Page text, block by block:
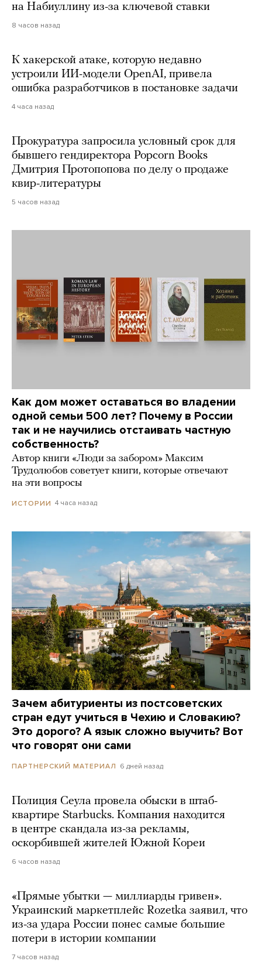
на Набиуллину из-за ключевой ставки
8 часов назад
К хакерской атаке, которую недавно
устроили ИИ-модели OpenAI, привела
ошибка разработчиков в постановке задачи
4 часа назад
Прокуратура запросила условный срок для
бывшего гендиректора Popcorn Books
Дмитрия Протопопова по делу о продаже
квир-литературы
5 часов назад
Как дом может оставаться во владении
одной семьи 500 лет? Почему в России
так и не научились отстаивать частную
собственность?
Автор книги «Люди за забором» Максим
Трудолюбов советует книги, которые отвечают
на эти вопросы
ИСТОРИИ 4 часа назад
Зачем абитуриенты из постсоветских
стран едут учиться в Чехию и Словакию?
Это дорого? А язык сложно выучить? Вот
что говорят они сами
ПАРТНЕРСКИЙ МАТЕРИАЛ 6 дней назад
Полиция Сеула провела обыски в штаб-
квартире Starbucks. Компания находится
в центре скандала из-за рекламы,
оскорбившей жителей Южной Кореи
6 часов назад
«Прямые убытки — миллиарды гривен».
Украинский маркетплейс Rozetka заявил, что
из-за удара России понес самые большие
потери в истории компании
7 часов назад